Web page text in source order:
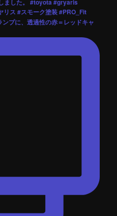
プに、透過性の赤＝レッドキャ